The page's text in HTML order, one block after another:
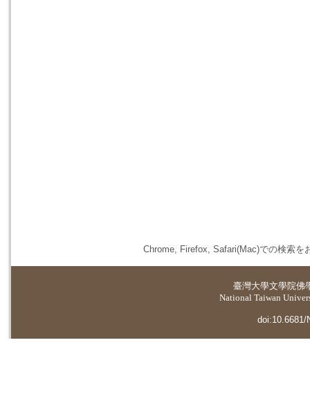
Chrome, Firefox, Safari(Mac)での検索を
臺灣大學文學院佛
National Taiwan
doi:10.6681/